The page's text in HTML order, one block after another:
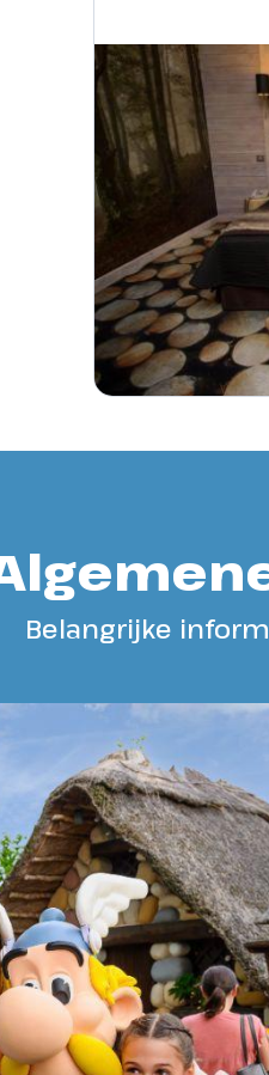
Belangrijke
Astérix vind je alle